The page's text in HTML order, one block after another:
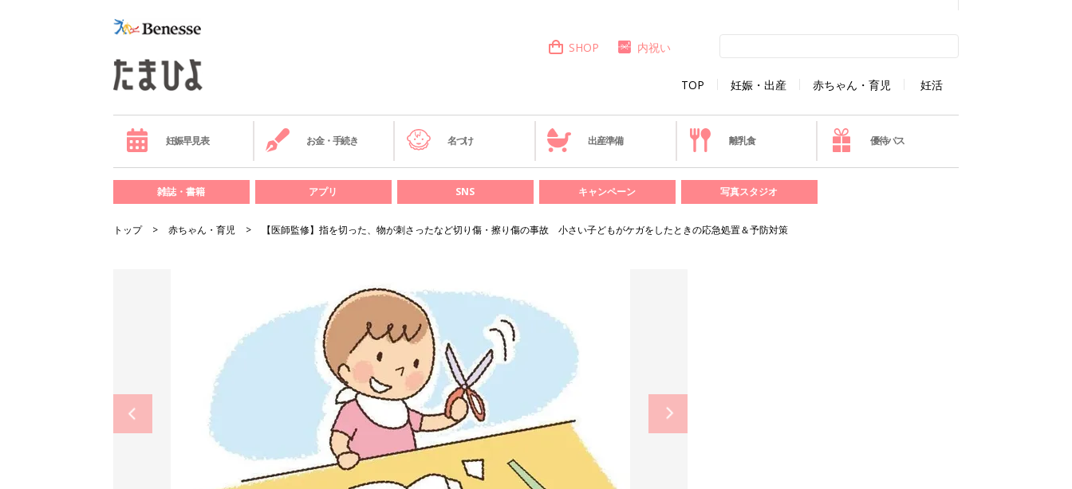
TOP 妊娠・出産 赤ちゃん・育児 妊活
SHOP 内祝い
妊娠早見表 お金・手続き 名づけ 出産準備 離乳食 優待パス
雑誌・書籍 アプリ SNS キャンペーン 写真スタジオ
トップ 赤ちゃん・育児 【医師監修】指を切った、物が刺さったなど切り傷・擦り傷の事故 小さい子どもがケガをしたときの応急処置＆予防対策